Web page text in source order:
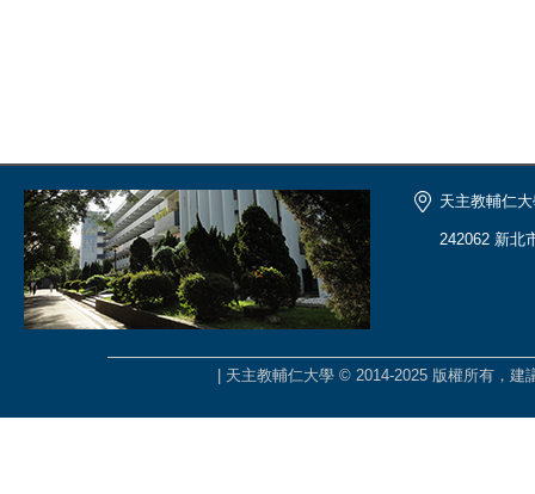
天主教輔仁
242062 新北
| 天主教輔仁大學 © 2014-2025 版權所有，